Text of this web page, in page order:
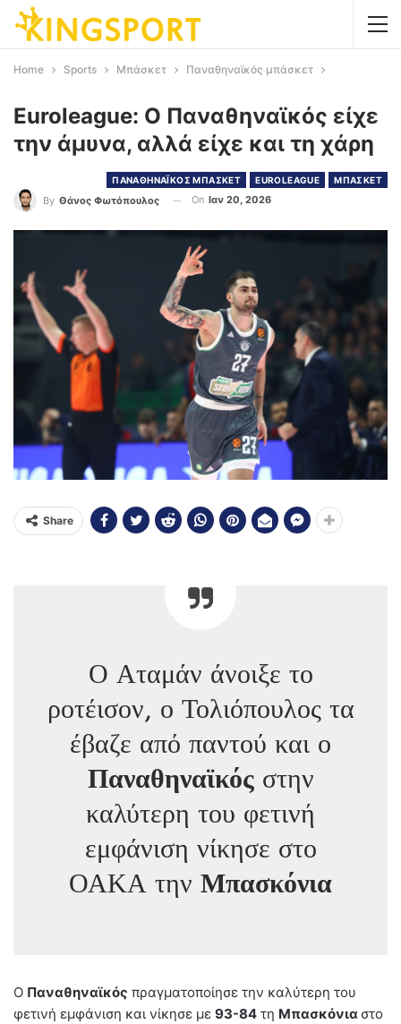
Home Sports Μπάσκετ Παναθηναϊκός μπάσκετ
Euroleague: Ο Παναθηναϊκός είχε
την άμυνα, αλλά είχε και τη χάρη
ΠΑΝΑΘΗΝΑΪΚΟΣ ΜΠΑΣΚΕΤ EUROLEAGUE ΜΠΑΣΚΕΤ
By Θάνος Φωτόπουλος On Ιαν 20, 2026
Share
Ο Αταμάν άνοιξε το
ροτέισον, ο Τολιόπουλος τα
έβαζε από παντού και ο
Παναθηναϊκόςστην
καλύτερη του φετινή
εμφάνιση νίκησε στο
ΟΑΚΑ την Μπασκόνια
Ο Παναθηναϊκός πραγματοποίησε την καλύτερη του
φετινή εμφάνιση και νίκησε με 93-84 τη Μπασκόνια στο